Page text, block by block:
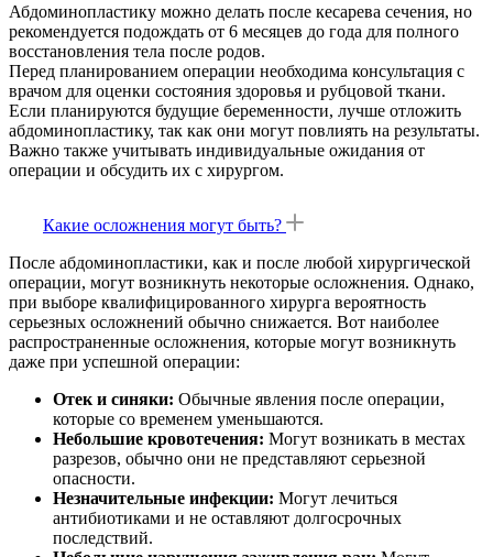
Абдоминопластику можно делать после кесарева сечения, но
рекомендуется подождать от 6 месяцев до года для полного
восстановления тела после родов.
Перед планированием операции необходима консультация с
врачом для оценки состояния здоровья и рубцовой ткани.
Если планируются будущие беременности, лучше отложить
абдоминопластику, так как они могут повлиять на результаты.
Важно также учитывать индивидуальные ожидания от
операции и обсудить их с хирургом.
Какие осложнения могут быть?
После абдоминопластики, как и после любой хирургической
операции, могут возникнуть некоторые осложнения. Однако,
при выборе квалифицированного хирурга вероятность
серьезных осложнений обычно снижается. Вот наиболее
распространенные осложнения, которые могут возникнуть
даже при успешной операции:
Отек и синяки: Обычные явления после операции,
которые со временем уменьшаются.
Небольшие кровотечения: Могут возникать в местах
разрезов, обычно они не представляют серьезной
опасности.
Незначительные инфекции: Могут лечиться
антибиотиками и не оставляют долгосрочных
последствий.